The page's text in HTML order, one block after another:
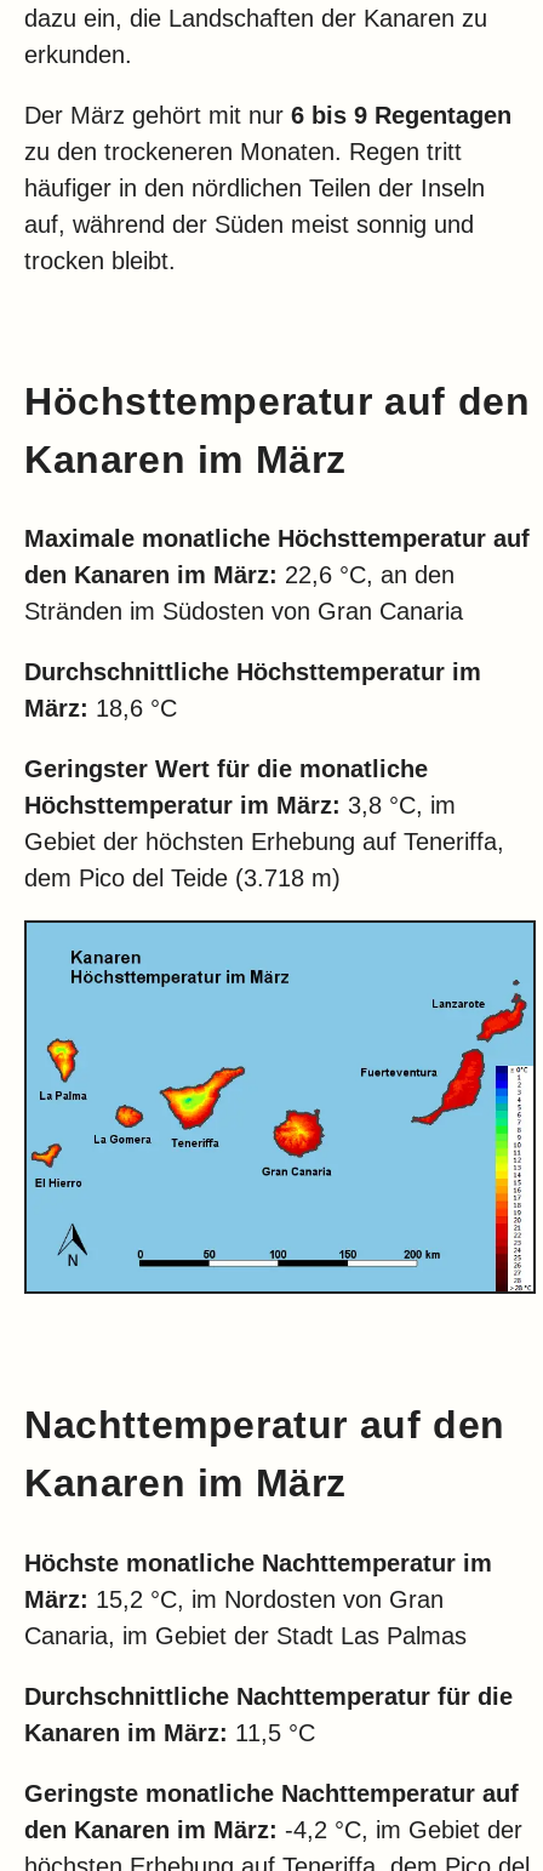
dazu ein, die Landschaften der Kanaren zu
erkunden.
Der März gehört mit nur 6 bis 9 Regentagen
zu den trockeneren Monaten. Regen tritt
häufiger in den nördlichen Teilen der Inseln
auf, während der Süden meist sonnig und
trocken bleibt.
Höchsttemperatur auf den
Kanaren im März
Maximale monatliche Höchsttemperatur auf
den Kanaren im März: 22,6 °C, an den
Stränden im Südosten von Gran Canaria
Durchschnittliche Höchsttemperatur im
März: 18,6 °C
Geringster Wert für die monatliche
Höchsttemperatur im März: 3,8 °C, im
Gebiet der höchsten Erhebung auf Teneriffa,
dem Pico del Teide (3.718 m)
Nachttemperatur auf den
Kanaren im März
Höchste monatliche Nachttemperatur im
März: 15,2 °C, im Nordosten von Gran
Canaria, im Gebiet der Stadt Las Palmas
Durchschnittliche Nachttemperatur für die
Kanaren im März: 11,5 °C
Geringste monatliche Nachttemperatur auf
den Kanaren im März: -4,2 °C, im Gebiet der